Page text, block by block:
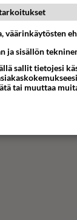
-sarja on
väärinkäytösten
ja sisällön
sallit tietojesi
tai muuttaa